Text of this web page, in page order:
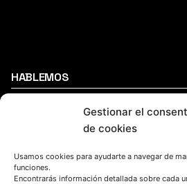
Gestionar el
de cookies
Usamos cookies para ayudarte a navegar de
funciones.
Encontrarás información detallada sobre cada
HABLEMOS
(+34) 946 215 470
Cómo llegar a AZTERLAN